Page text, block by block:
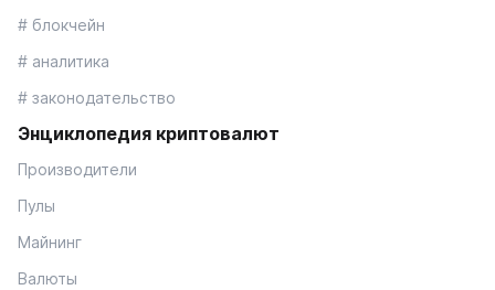
# блокчейн
# аналитика
# законодательство
Энциклопедия криптовалют
Производители
Пулы
Майнинг
Валюты